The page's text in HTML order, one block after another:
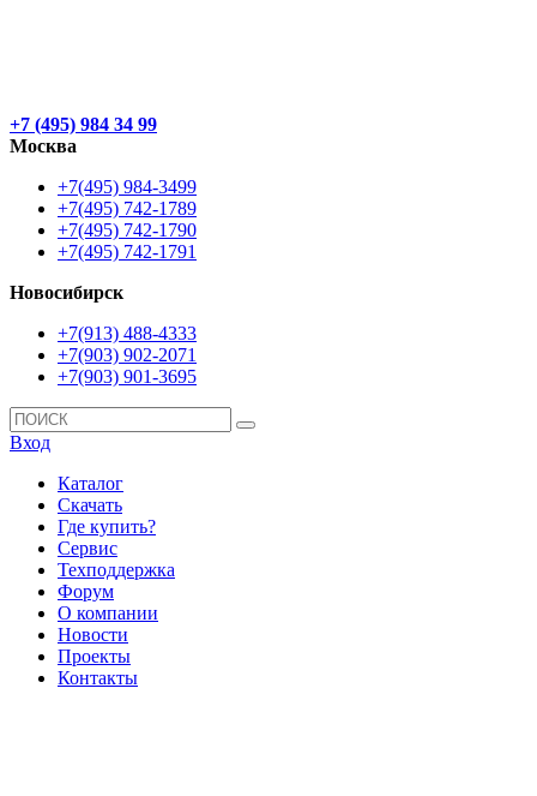
+7 (495) 984 34 99
Москва
+7(495) 984-3499
+7(495) 742-1789
+7(495) 742-1790
+7(495) 742-1791
Новосибирск
+7(913) 488-4333
+7(903) 902-2071
+7(903) 901-3695
Вход
Каталог
Скачать
Где купить?
Сервис
Техподдержка
Форум
О компании
Новости
Проекты
Контакты